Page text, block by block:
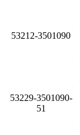
53212-3501090
53229-3501090-
51